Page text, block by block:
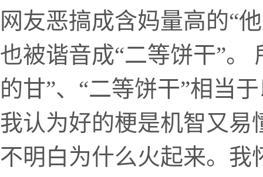
网友恶搞成含妈量高的“
也被谐音成“二等饼干”。
的甘”、“二等饼干”相当
我认为好的梗是机智又易
不明白为什么火起来。